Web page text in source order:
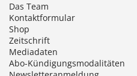
Das Team
Kontaktformular
Shop
Zeitschrift
Mediadaten
Abo-Kündigungsmodalitäten